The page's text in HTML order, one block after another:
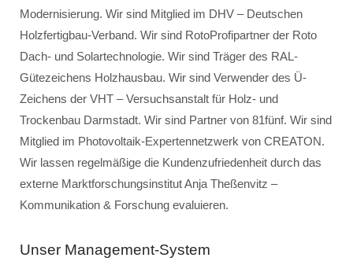
Modernisierung. Wir sind Mitglied im DHV – Deutschen
Holzfertigbau-Verband. Wir sind RotoProfipartner der Roto
Dach- und Solartechnologie. Wir sind Träger des RAL-
Gütezeichens Holzhausbau. Wir sind Verwender des Ü-
Zeichens der VHT – Versuchsanstalt für Holz- und
Trockenbau Darmstadt. Wir sind Partner von 81fünf. Wir sind
Mitglied im Photovoltaik-Expertennetzwerk von CREATON.
Wir lassen regelmäßige die Kundenzufriedenheit durch das
externe Marktforschungsinstitut Anja Theßenvitz –
Kommunikation & Forschung evaluieren.
Unser Management-System